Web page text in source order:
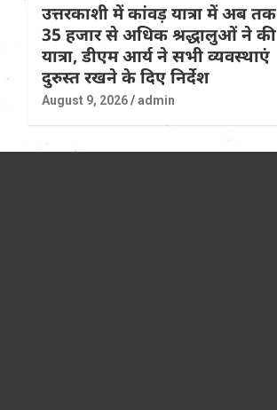
उत्तरकाशी में कांवड़ यात्रा में अब तक
35 हजार से अधिक श्रद्धालुओं ने की
यात्रा, डीएम आर्य ने सभी व्यवस्थाएं
दुरुस्त रखने के दिए निर्देश
August 9, 2026 admin